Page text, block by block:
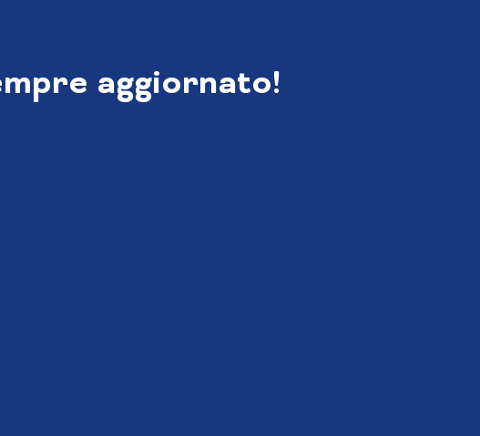
aggiornato!